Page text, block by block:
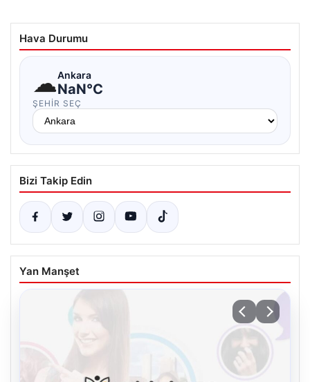
Hava Durumu
☁Ankara
NaN°C
ŞEHIR SEÇ
Bizi Takip Edin
Yan Manşet